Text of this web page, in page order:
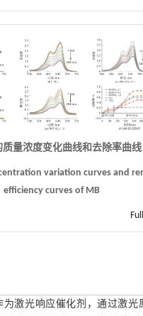
质量浓度变化曲线和去除率曲线
variation curves and
efficiency curves of MB
为激光响应催化剂，通过激光